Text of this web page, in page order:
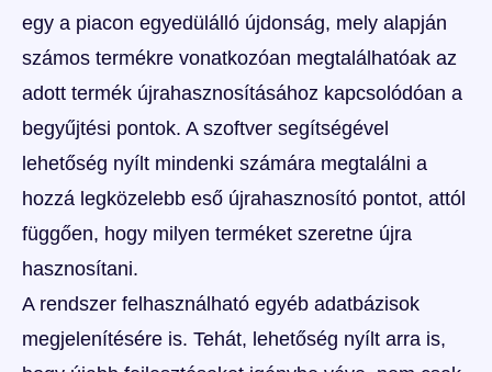
egy a piacon egyedülálló újdonság, mely alapján
számos termékre vonatkozóan megtalálhatóak az
adott termék újrahasznosításához kapcsolódóan a
begyűjtési pontok. A szoftver segítségével
lehetőség nyílt mindenki számára megtalálni a
hozzá legközelebb eső újrahasznosító pontot, attól
függően, hogy milyen terméket szeretne újra
hasznosítani.
A rendszer felhasználható egyéb adatbázisok
megjelenítésére is. Tehát, lehetőség nyílt arra is,